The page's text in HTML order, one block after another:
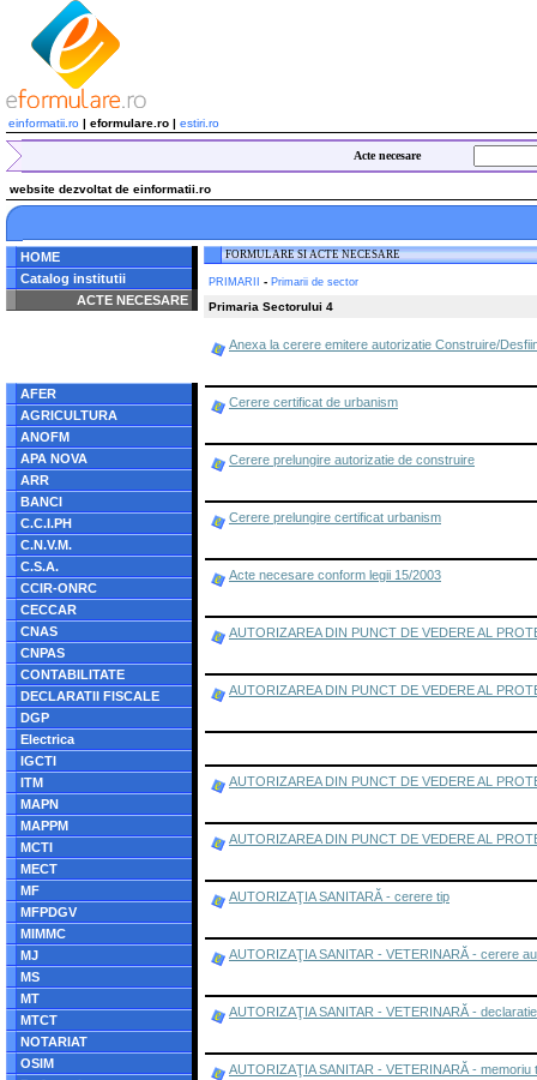
einformatii.ro | eformulare.ro | estiri.ro
Acte necesare
website dezvoltat de einformatii.ro
HOME
Catalog institutii
ACTE NECESARE
/home/eformulare.ro/public_html/navigare/stanga.php
AFER
AGRICULTURA
ANOFM
APA NOVA
ARR
BANCI
C.C.I.PH
C.N.V.M.
C.S.A.
CCIR-ONRC
CECCAR
CNAS
CNPAS
CONTABILITATE
DECLARATII FISCALE
DGP
Electrica
IGCTI
ITM
MAPN
MAPPM
MCTI
MECT
MF
MFPDGV
MIMMC
MJ
MS
MT
MTCT
NOTARIAT
OSIM
FORMULARE SI ACTE NECESARE
PRIMARII - Primarii de sector
Primaria Sectorului 4
Anexa la cerere emitere autorizatie Construire/
Cerere certificat de urbanism
Cerere prelungire autorizatie de construire
Cerere prelungire certificat urbanism
Acte necesare conform legii 15/2003
AUTORIZAREA DIN PUNCT DE VEDERE AL
AUTORIZAREA DIN PUNCT DE VEDERE AL
AUTORIZAREA DIN PUNCT DE VEDERE AL
AUTORIZAREA DIN PUNCT DE VEDERE AL
AUTORIZAŢIA SANITARĂ - cerere tip
AUTORIZAŢIA SANITAR - VETERINARĂ - cerere
AUTORIZAŢIA SANITAR - VETERINARĂ - declaratie
AUTORIZAŢIA SANITAR - VETERINARĂ - memoriu